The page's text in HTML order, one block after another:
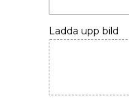
TRAWLER
41
FLY
Ladda upp bild